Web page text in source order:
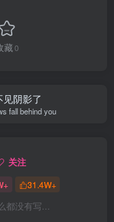
藏0
阴影了
fall behind you
关注
31.4W+
都没有写...